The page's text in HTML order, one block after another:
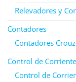
Relevadores y
Contadores
Contadores
Control de
Control de